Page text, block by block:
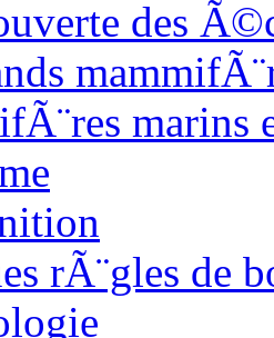
des
marins
rÃ¨gles de